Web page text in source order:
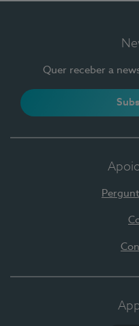
Quer receber a